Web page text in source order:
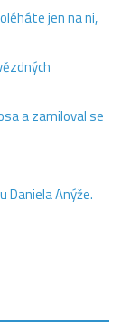
jen na ni,
a zamiloval se
Daniela Anýže.